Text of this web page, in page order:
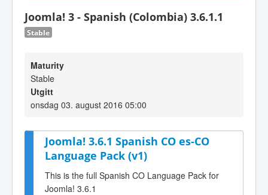
Joomla! 3 - Spanish (Colombia) 3.6.1.1
Stable
Maturity
Stable
Utgitt
onsdag 03. august 2016 05:00
Joomla! 3.6.1 Spanish CO es-CO
Language Pack (v1)
This is the full Spanish CO Language Pack for
Joomla! 3.6.1